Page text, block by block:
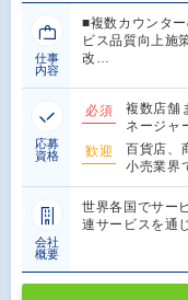
仕事
内容
■複数カウンタ
ビス品質向上施
改…
応募
資格
必須
複数店舗
ネージャ
歓迎
百貨店、
小売業界
会社
概要
世界各国でサー
連サービスを通